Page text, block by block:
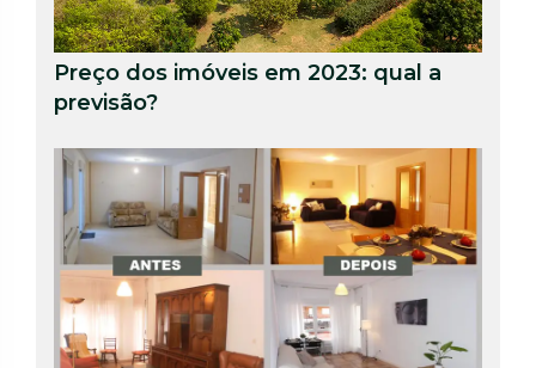
Preço dos imóveis em 2023: qual a
previsão?